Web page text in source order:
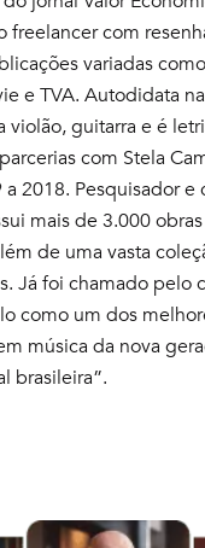
freelancer com
variadas
e TVA. Autodidata
violão, guitarra e é
com Stela
2018. Pesquisador
mais de 3.000
de uma vasta
Já foi chamado pelo
como um dos
música da nova
brasileira”.